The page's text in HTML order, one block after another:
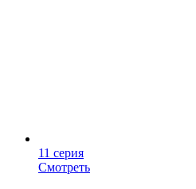
11 серия
Смотреть